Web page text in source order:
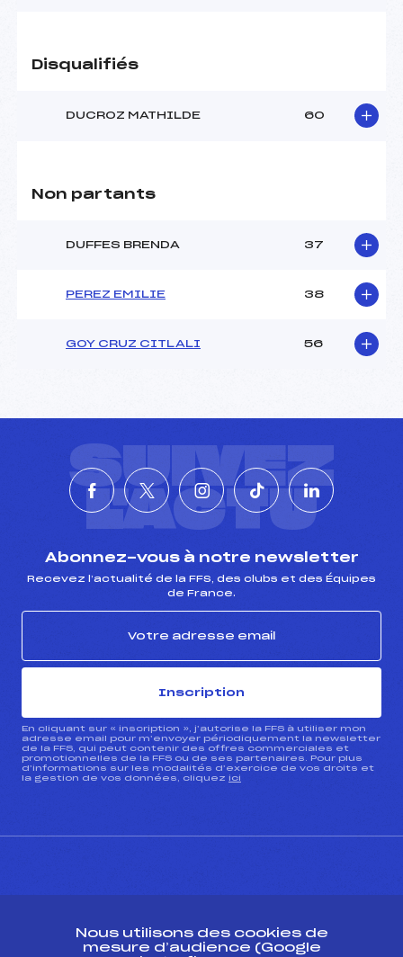
Disqualifiés
DUCROZ MATHILDE 60
Non partants
DUFFES BRENDA 37
PEREZ EMILIE 38
GOY CRUZ CITLALI 56
SUIVEZ
L'ACTU
Abonnez-vous à notre newsletter
Recevez l’actualité de la FFS, des clubs et des Équipes
de France.
Inscription
En cliquant sur « inscription », j’autorise la FFS à utiliser mon
adresse email pour m’envoyer périodiquement la newsletter
de la FFS, qui peut contenir des offres commerciales et
promotionnelles de la FFS ou de ses partenaires. Pour plus
d’informations sur les modalités d’exercice de vos droits et
la gestion de vos données, cliquez ici
Nous utilisons des cookies de
mesure d’audience (Google